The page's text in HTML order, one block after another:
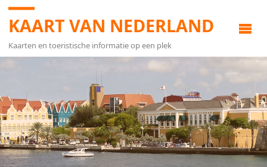
KAART VAN NEDERLAND
Kaarten en toeristische informatie op een plek